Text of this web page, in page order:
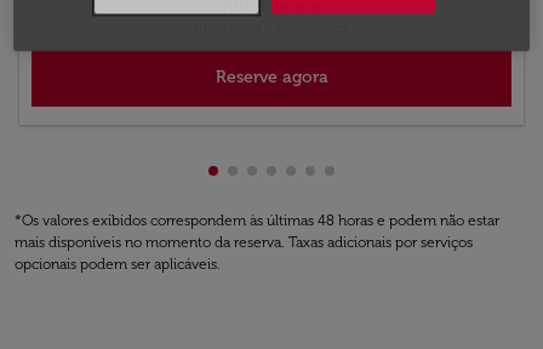
Reserve agora
Mostrando de cmp-pagination-
Mostrando de cmp-pagination-
Mostrando de cmp-
Mostrando de cmp-
Mostrando de cmp-
Mostrando de cmp-
Mostrando de cmp-
*Os valores exibidos correspondem às últimas 48 horas e podem não estar
mais disponíveis no momento da reserva. Taxas adicionais por serviços
opcionais podem ser aplicáveis.